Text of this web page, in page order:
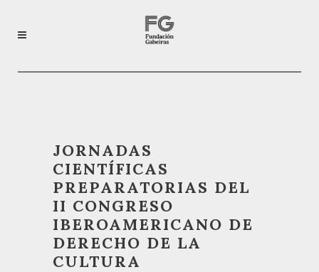
JORNADAS
CIENTÍFICAS
PREPARATORIAS DEL
II CONGRESO
IBEROAMERICANO DE
DERECHO DE LA
CULTURA